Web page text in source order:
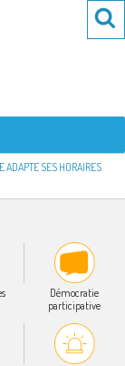
ADAPTE SES HORAIRES
Démocratie
participative